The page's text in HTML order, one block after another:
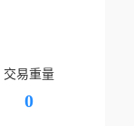
交易重量
0